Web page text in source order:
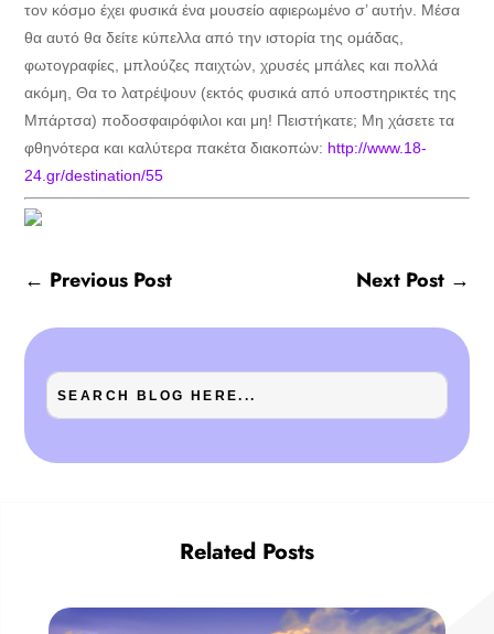
τον κόσμο έχει φυσικά ένα μουσείο αφιερωμένο σ’ αυτήν. Μέσα
θα αυτό θα δείτε κύπελλα από την ιστορία της ομάδας,
φωτογραφίες, μπλούζες παιχτών, χρυσές μπάλες και πολλά
ακόμη, Θα το λατρέψουν (εκτός φυσικά από υποστηρικτές της
Μπάρτσα) ποδοσφαιρόφιλοι και μη! Πειστήκατε; Μη χάσετε τα
φθηνότερα και καλύτερα πακέτα διακοπών: http://www.18-
24.gr/destination/55
← Previous Post Next Post→
Related Posts